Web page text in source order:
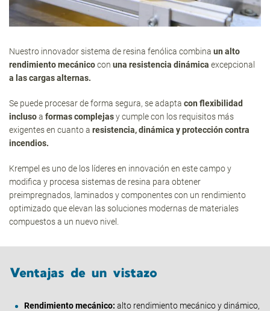
Nuestro innovador sistema de resina fenólica combina un alto
rendimiento mecánicocon una resistencia dinámica excepcional
a las cargas alternas.
Se puede procesar de forma segura, se adapta con flexibilidad
inclusoa formas complejasy cumple con los requisitos más
exigentes en cuanto a resistencia, dinámica y protección contra
incendios.
Krempel es uno de los líderes en innovación en este campo y
modifica y procesa sistemas de resina para obtener
preimpregnados, laminados y componentes con un rendimiento
optimizado que elevan las soluciones modernas de materiales
compuestos a un nuevo nivel.
Ventajas de un vistazo
Rendimiento mecánico: alto rendimiento mecánico y dinámico,